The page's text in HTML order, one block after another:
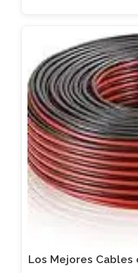
Los Mejores Cables